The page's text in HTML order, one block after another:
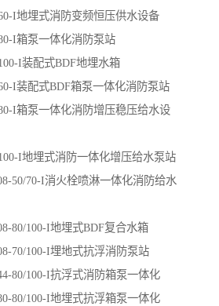
I地埋式消防变频恒压供水设备
I箱泵一体化消防泵站
I装配式BDF地埋水箱
I装配式BDF箱泵一体化消防泵站
I箱泵一体化消防增压稳压给水设
I地埋式消防一体化增压给水泵站
50/70-I消火栓喷淋一体化消防给水
80/100-I​地埋式BDF复合水箱
70/100-I​埋地式抗浮消防泵站
80/100-I​抗浮式消防箱泵一体化
80/100-I地埋式抗浮箱泵一体化